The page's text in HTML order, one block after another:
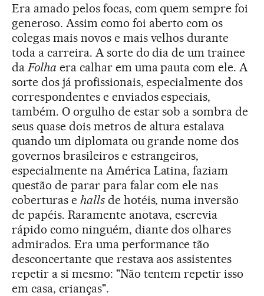
Era amado pelos focas, com quem sempre foi
generoso. Assim como foi aberto com os
colegas mais novos e mais velhos durante
toda a carreira. A sorte do dia de um trainee
da Folha era calhar em uma pauta com ele. A
sorte dos já profissionais, especialmente dos
correspondentes e enviados especiais,
também. O orgulho de estar sob a sombra de
seus quase dois metros de altura estalava
quando um diplomata ou grande nome dos
governos brasileiros e estrangeiros,
especialmente na América Latina, faziam
questão de parar para falar com ele nas
coberturas e hallsde hotéis, numa inversão
de papéis. Raramente anotava, escrevia
rápido como ninguém, diante dos olhares
admirados. Era uma performance tão
desconcertante que restava aos assistentes
repetir a si mesmo: "Não tentem repetir isso
em casa, crianças".